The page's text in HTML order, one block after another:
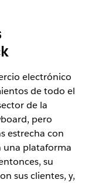
electrónico
de todo el
de la
pero
estrecha con
una plataforma
su
sus clientes, y,